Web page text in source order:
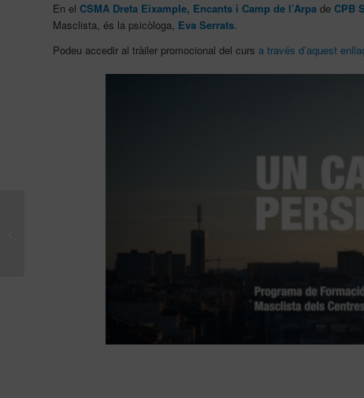
En el CSMA Dreta Eixample, Encants i Camp de l’Arpa de CPB
Masclista, és la psicòloga, Eva Serrats.
Podeu accedir al tràiler promocional del curs a través d’aquest enlla